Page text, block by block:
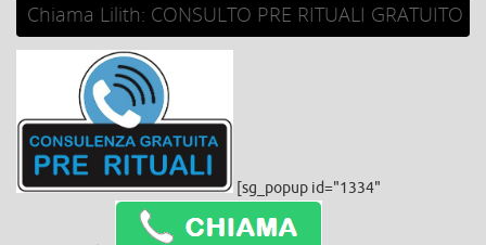
Chiama Lilith: CONSULTO PRE RITUALI GRATUITO
[sg_popup id="1334"